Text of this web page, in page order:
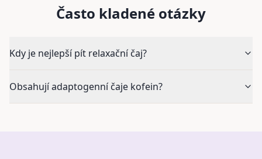
Často kladené otázky
Kdy je nejlepší pít relaxační čaj?
Obsahují adaptogenní čaje kofein?